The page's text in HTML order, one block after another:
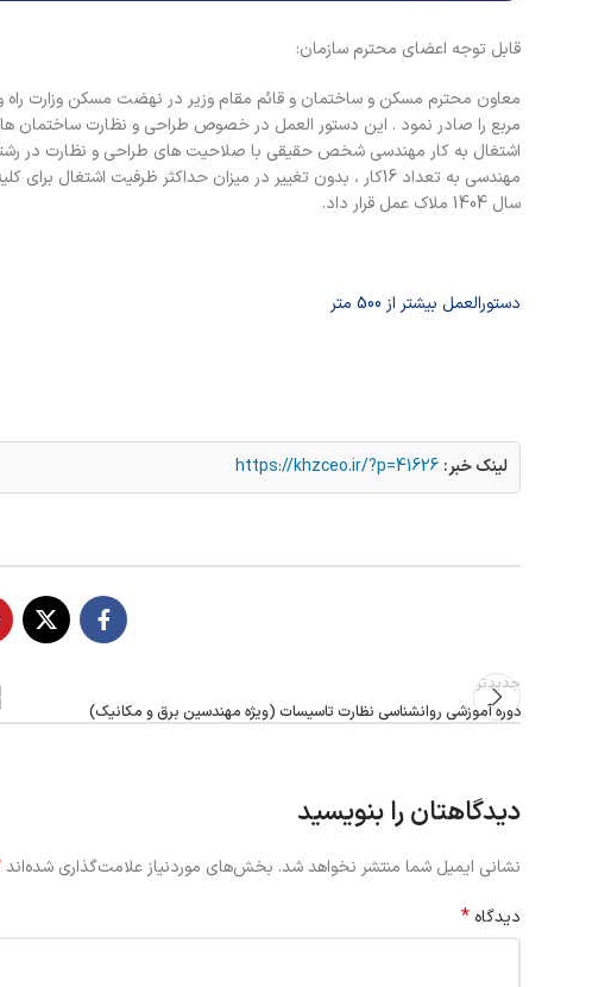
قابل توجه اعضای محترم سازمان:
مربع را صادر نمود . این دستور العمل در خصوص طراحی و نظارت ساختمان
اشتغال به کار مهندسی شخص حقیقی با صلاحیت های طراحی و نظارت در
مهندسی به تعداد 16کار ، بدون تغییر در میزان حداکثر ظرفیت
سال 1404 ملاک عمل قرار داد.
دستورالعمل بیشتر از 500 متر
لینک خبر: https://khzceo.ir/?p=41626
جدیدتر
دوره آموزشی روانشناسی نظارت تاسیسات (ویژه مهندسین برق و مکانیک)
دیدگاهتان را بنویسید
نشانی ایمیل شما منتشر نخواهد شد. بخش‌های موردنیاز علامت‌گذاری شده‌اند
دیدگاه *